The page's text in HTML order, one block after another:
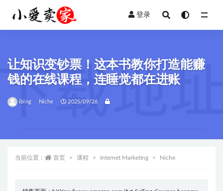
登录
让知识变钞票！这本书教你打造能赚
钱的在线课程，连睡觉都在进账
ibing Niche 2025/09/26
当前位置： 首页 课程 Internet Marketing Niche